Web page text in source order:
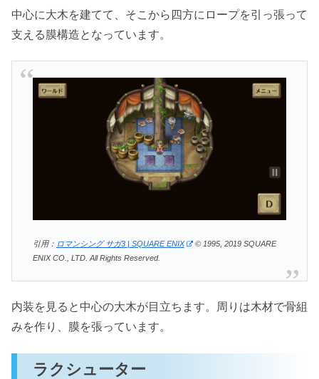
中心に大木を建てて、そこから四方にロープを引っ張って
支える膜構造となっています。
引用： ロマンシング サガ3 | SQUARE ENIX
© 1995, 2019 SQUARE
ENIX CO., LTD. All Rights Reserved.
内装を見ると中心の大木が目立ちます。周りは木材で骨組
みを作り、膜を張っています。
ラクシューター